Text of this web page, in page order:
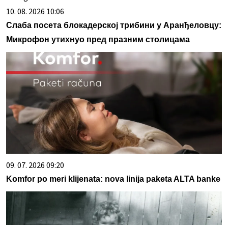
10. 08. 2026 10:06
Слаба посета блокадерској трибини у Аранђеловцу:
Микрофон утихнуо пред празним столицама
09. 07. 2026 09:20
Komfor po meri klijenata: nova linija paketa ALTA banke